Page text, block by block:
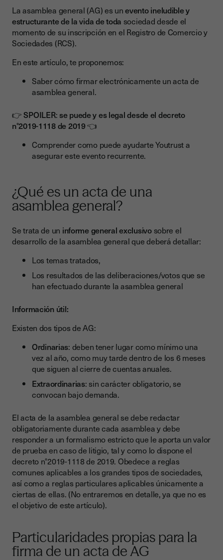
La desmaterialización de las actas y los registros de
sociedades
¿Qué nivel de firma electrónica se necesita legalmente?
La asamblea general (AG) es unevento ineludible y
estructurante de la vida de toda sociedad desde el
momento de su inscripción en el Registro de Comercio y
Sociedades (RCS).
En este artículo, te proponemos:
Saber cómo firmar electrónicamente un acta de
asamblea general.
👉SPOILER:se puede y es legal desde el decreto
n°2019-1118 de 2019👈
Comprender como puede ayudarte Youtrust a
asegurar este evento recurrente.
¿Qué es un acta de una
asamblea general?
Se trata de un informe general exclusivosobre el
desarrollo de la asamblea general que deberá detallar:
Los temas tratados,
Los resultados de las deliberaciones/votos que se
han efectuado durante la asamblea general
Información útil:
Existen dos tipos de AG:
Ordinarias: deben tener lugar como mínimo una
vez al año, como muy tarde dentro de los 6 meses
que siguen al cierre de cuentas anuales.
Extraordinarias: sin carácter obligatorio, se
convocan bajo demanda.
El acta de la asamblea general se debe redactar
obligatoriamente durante cada asamblea y debe
responder a un formalismo estricto que le aporta un valor
de prueba en caso de litigio, tal y como lo dispone el
decreto n°2019-1118 de 2019. Obedece a reglas
comunes aplicables a los grandes tipos de sociedades,
así como a reglas particulares aplicables únicamente a
ciertas de ellas. (No entraremos en detalle, ya que no es
el objetivo de este artículo).
Particularidades propias para la
firma de un acta de AG